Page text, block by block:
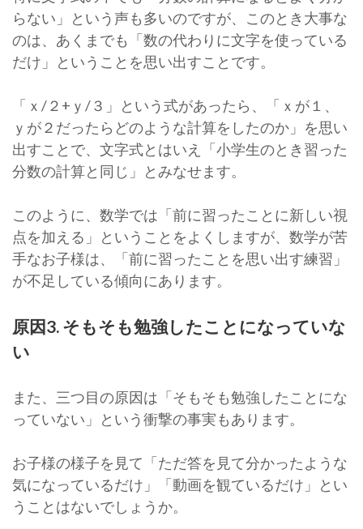
らない」という声も多いのですが、このとき大事な
のは、あくまでも「数の代わりに文字を使っている
だけ」ということを思い出すことです。
「ｘ/２+ｙ/３」という式があったら、「ｘが１、
ｙが２だったらどのような計算をしたのか」を思い
出すことで、文字式とはいえ「小学生のとき習った
分数の計算と同じ」とみなせます。
このように、数学では「前に習ったことに新しい視
点を加える」ということをよくしますが、数学が苦
手なお子様は、「前に習ったことを思い出す練習」
が不足している傾向にあります。
原因3. そもそも勉強したことになっていな
い
また、三つ目の原因は「そもそも勉強したことにな
っていない」という衝撃の事実もあります。
お子様の様子を見て「ただ答を見て分かったような
気になっているだけ」「動画を観ているだけ」とい
うことはないでしょうか。